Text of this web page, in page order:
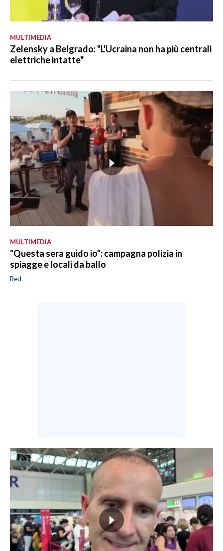
MULTIMEDIA
Zelensky a Belgrado: "L'Ucraina non ha più centrali
elettriche intatte"
MULTIMEDIA
"Questa sera guido io": campagna polizia in
spiagge e locali da ballo
Red